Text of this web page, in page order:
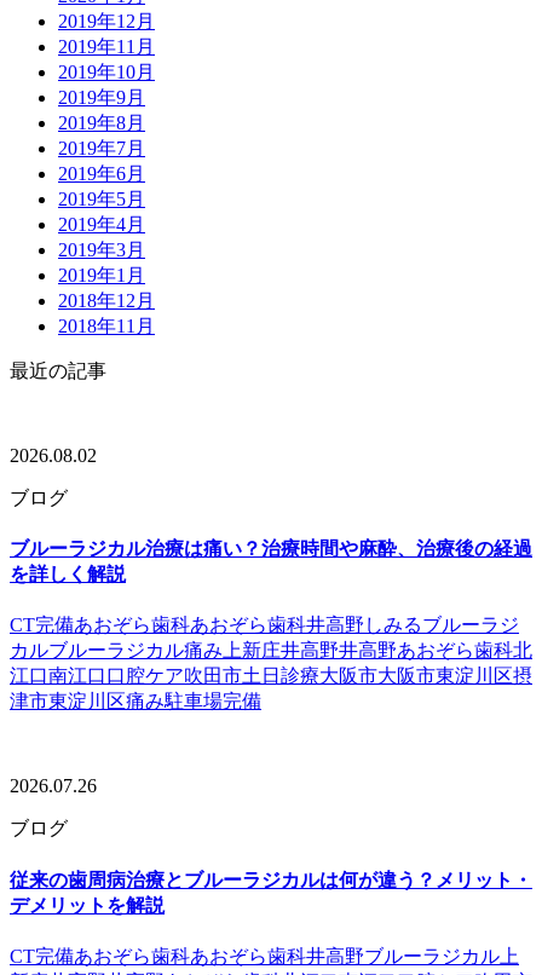
2019年12月
2019年11月
2019年10月
2019年9月
2019年8月
2019年7月
2019年6月
2019年5月
2019年4月
2019年3月
2019年1月
2018年12月
2018年11月
最近の記事
2026.08.02
ブログ
ブルーラジカル治療は痛い？治療時間や麻酔、治療後の経過
を詳しく解説
CT完備あおぞら歯科あおぞら歯科井高野 しみるブルーラジ
カルブルーラジカル痛み 上新庄井高野井高野あおぞら歯科北
江口南江口口腔ケア吹田市土日診療大阪市大阪市東淀川区摂
津市東淀川区痛み駐車場完備
2026.07.26
ブログ
従来の歯周病治療とブルーラジカルは何が違う？メリット・
デメリットを解説
CT完備あおぞら歯科あおぞら歯科井高野ブルーラジカル 上